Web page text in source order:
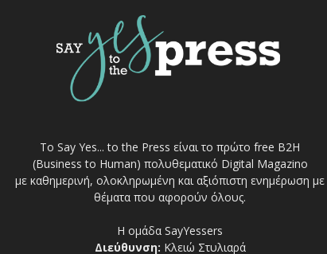
Το Say Yes... to the Press είναι το πρώτο free Β2Η
(Business to Human) πολυθεματικό Digital Magazino
με καθημερινή, ολοκληρωμένη και αξιόπιστη ενημέρωση με
θέματα που αφορούν όλους.
Η ομάδα SayYessers
Διεύθυνση: Κλειώ Στυλιαρά